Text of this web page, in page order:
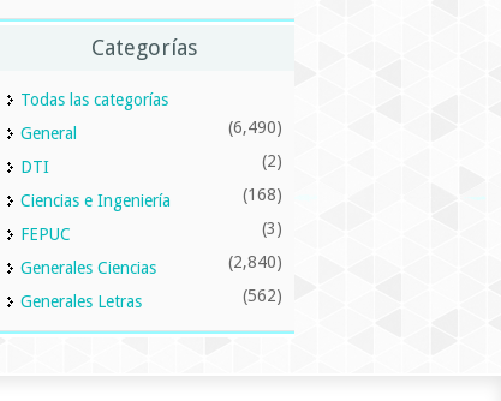
Categorías
Todas las categorías
General
(6,490)
DTI (2)
Ciencias e Ingeniería (168)
FEPUC (3)
Generales Ciencias (2,840)
Generales Letras (562)